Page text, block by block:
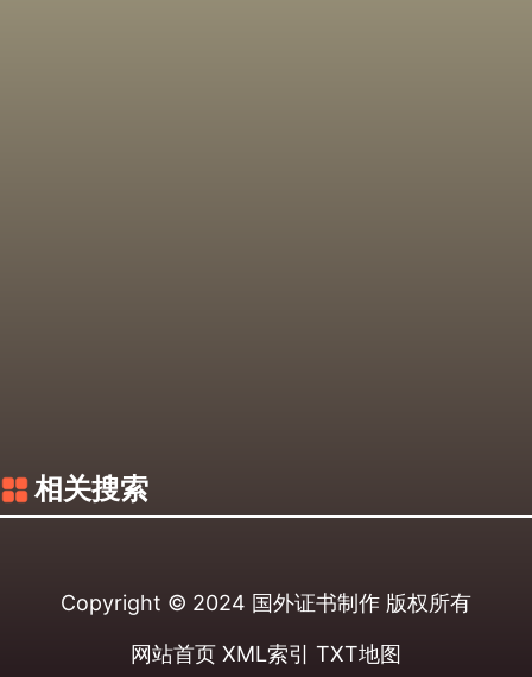
相关搜索
Copyright © 2024 国外证书制作 版权所有
网站首页 XML索引 TXT地图